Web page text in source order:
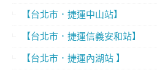
【台北市．捷運中山站】
【台北市．捷運信義安和站】
【台北市．捷運內湖站 】